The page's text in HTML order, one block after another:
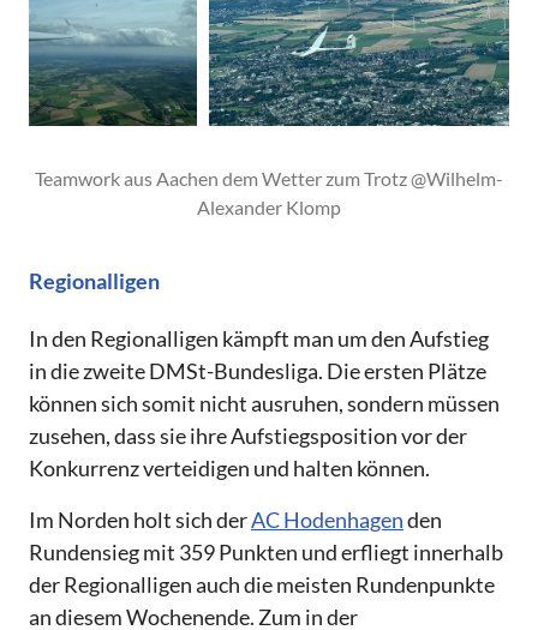
Teamwork aus Aachen dem Wetter zum Trotz @Wilhelm-
Alexander Klomp
Regionalligen
In den Regionalligen kämpft man um den Aufstieg
in die zweite DMSt-Bundesliga. Die ersten Plätze
können sich somit nicht ausruhen, sondern müssen
zusehen, dass sie ihre Aufstiegsposition vor der
Konkurrenz verteidigen und halten können.
Im Norden holt sich derAC Hodenhagenden
Rundensieg mit 359 Punkten und erfliegt innerhalb
der Regionalligen auch die meisten Rundenpunkte
an diesem Wochenende. Zum in der